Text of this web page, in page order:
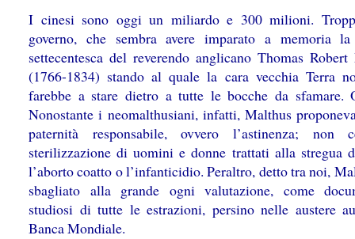
I cinesi sono oggi un miliardo e 300 milioni.
governo, che sembra avere imparato a memoria
settecentesca del reverendo anglicano Thomas
(1766-1834) stando al quale la cara vecchia Terra
farebbe a stare dietro a tutte le bocche da sfamare.
Nonostante i neomalthusiani, infatti, Malthus
paternità responsabile, ovvero l’astinenza; non
sterilizzazione di uomini e donne trattati alla stregua
l’aborto coatto o l’infanticidio. Peraltro, detto tra noi,
sbagliato alla grande ogni valutazione, come
studiosi di tutte le estrazioni, persino nelle austere
Banca Mondiale.